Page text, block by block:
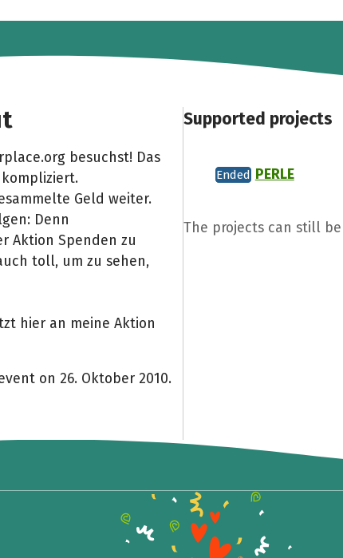
besuchst! Das
Geld weiter.
Denn
Aktion Spenden zu
toll, um zu sehen,
hier an meine Aktion
on 26. Oktober 2010.
Supported projects
Ended PERLE
The projects can still